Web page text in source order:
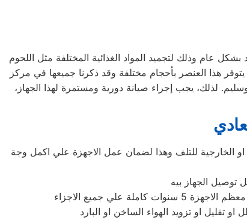
عام وذلك لتجميد المواد الغذائية المختلفة مثل اللحوم
هذا العنصر بأحجام مختلفة وقد ذكرنا جميعها في مركز
لذلك، يجب إجراء صيانة دورية ومستمرة لهذا الجهاز،
الخارجية للتلف وهذا لضمان عمل الاجهزة علي اكمل وجة
توصيل الجهاز بيه
جميع الاجزاء
او تزويد الهواء الساخن او البارد